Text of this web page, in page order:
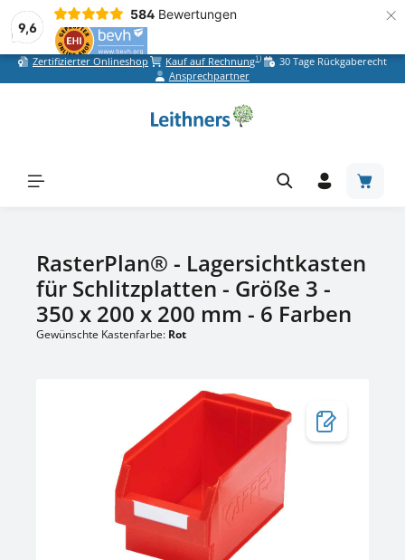
9,6
584 Bewertungen ×
Zum Hauptinhalt springen
Zertifizierter Onlineshop Kauf auf Rechnung1)
30 Tage Rückgaberecht
Ansprechpartner
RasterPlan® - Lagersichtkasten
für Schlitzplatten - Größe 3 -
350 x 200 x 200 mm - 6 Farben
Gewünschte Kastenfarbe: Rot
Bildergalerie überspringen